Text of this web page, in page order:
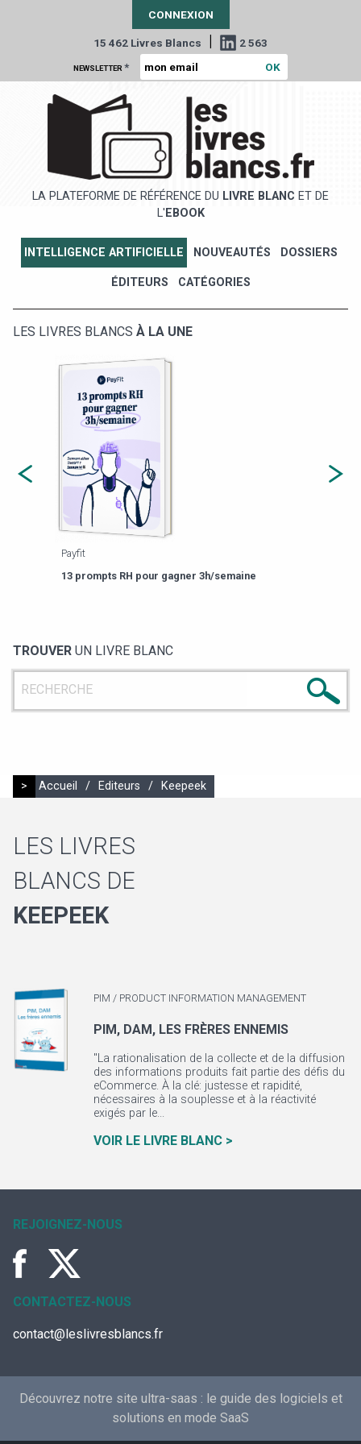
CONNEXION
15 462 Livres Blancs | 2 563
NEWSLETTER *
LA PLATEFORME DE RÉFÉRENCE DU LIVRE BLANC ET DE
L' EBOOK
INTELLIGENCE ARTIFICIELLE NOUVEAUTÉS DOSSIERS
ÉDITEURS CATÉGORIES
LES LIVRES BLANCS À LA UNE
Payfit
13 prompts RH pour gagner 3h/semaine
TROUVER UN LIVRE BLANC
> Accueil / Editeurs / Keepeek
LES LIVRES
BLANCS DE
KEEPEEK
PIM / PRODUCT INFORMATION MANAGEMENT
PIM, DAM, LES FRÈRES ENNEMIS
"La rationalisation de la collecte et de la diffusion
des informations produits fait partie des défis du
eCommerce. À la clé: justesse et rapidité,
nécessaires à la souplesse et à la réactivité
exigés par le...
VOIR LE LIVRE BLANC >
REJOIGNEZ-NOUS
CONTACTEZ-NOUS
contact@leslivresblancs.fr
Découvrez notre site ultra-saas : le guide des logiciels et
solutions en mode SaaS